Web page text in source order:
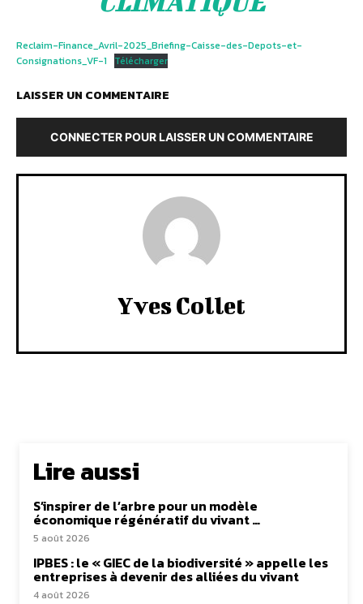
Reclaim-Finance_Avril-2025_Briefing-Caisse-des-Depots-et-
Consignations_VF-1
Télécharger
LAISSER UN COMMENTAIRE
CONNECTER POUR LAISSER UN COMMENTAIRE
Yves Collet
Lire aussi
S’inspirer de l’arbre pour un modèle
économique régénératif du vivant …
5 août 2026
IPBES : le « GIEC de la biodiversité » appelle les
entreprises à devenir des alliées du vivant
4 août 2026